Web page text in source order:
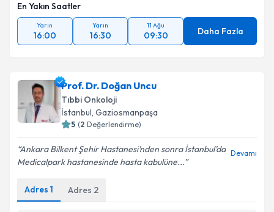
En Yakın Saatler
Yarın
16:00
Yarın
16:30
11 Ağu
09:30 Daha Fazla
Prof. Dr. Doğan Uncu
Tıbbi Onkoloji
İstanbul, Gaziosmanpaşa
5 (2 Değerlendirme)
Ankara Bilkent Şehir Hastanesi’nden sonra İstanbul’da
Medicalpark hastanesinde hasta kabulüne...
Devamı
Adres 1 Adres 2